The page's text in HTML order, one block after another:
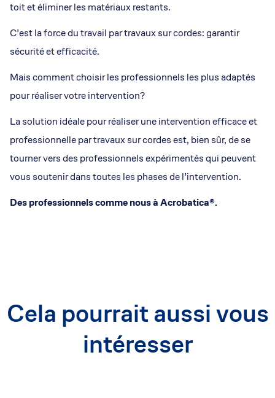
toit et éliminer les matériaux restants.
C’est la force du travail par travaux sur cordes: garantir
sécurité et efficacité.
Mais comment choisir les professionnels les plus adaptés
pour réaliser votre intervention?
La solution idéale pour réaliser une intervention efficace et
professionnelle par travaux sur cordes est, bien sûr, de se
tourner vers des professionnels expérimentés qui peuvent
vous soutenir dans toutes les phases de l’intervention.
Des professionnels comme nous à Acrobatica®.
Cela pourrait aussi vous
intéresser